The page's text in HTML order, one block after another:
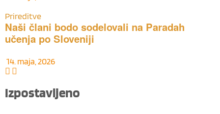
Prireditve
Naši člani bodo sodelovali na Paradah
učenja po Sloveniji
14. maja, 2026
Izpostavljeno